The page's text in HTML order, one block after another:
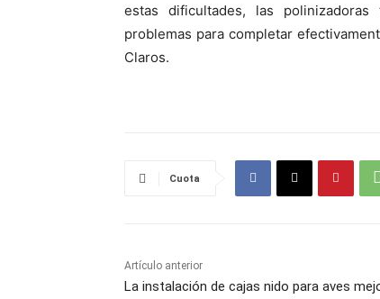
estas dificultades, las
problemas para completar
Claros.
Cuota
Artículo anterior
La instalación de cajas nido para aves